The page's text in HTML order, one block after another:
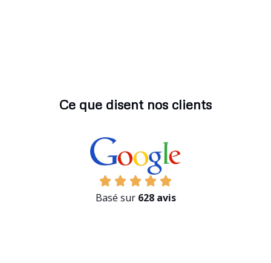
Ce que disent nos clients
Basé sur 628 avis